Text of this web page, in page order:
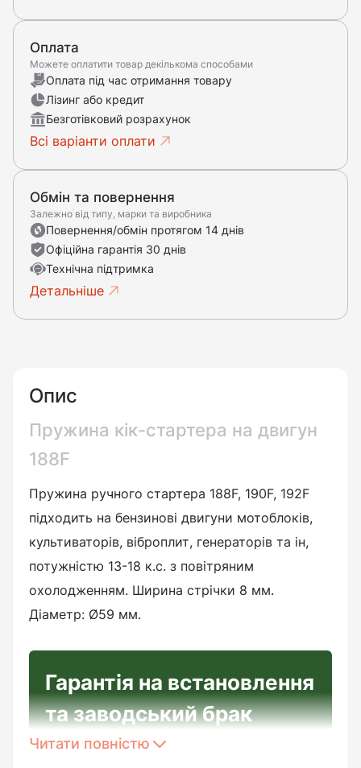
Оплата
Можете оплатити товар декількома способами
Оплата під час отримання товару
Лізинг або кредит
Безготівковий розрахунок
Всі варіанти оплати
Обмін та повернення
Залежно від типу, марки та виробника
Повернення/обмін протягом 14 днів
Офіційна гарантія 30 днів
Технічна підтримка
Детальніше
Опис
Пружина кік-стартера на двигун
188F
Пружина ручного стартера 188F, 190F, 192F
підходить на бензинові двигуни мотоблоків,
культиваторів, віброплит, генераторів та ін,
потужністю 13-18 к.с. з повітряним
охолодженням. Ширина стрічки 8 мм.
Діаметр: Ø59 мм.
Гарантія на встановлення
та заводський брак
Читати повністю